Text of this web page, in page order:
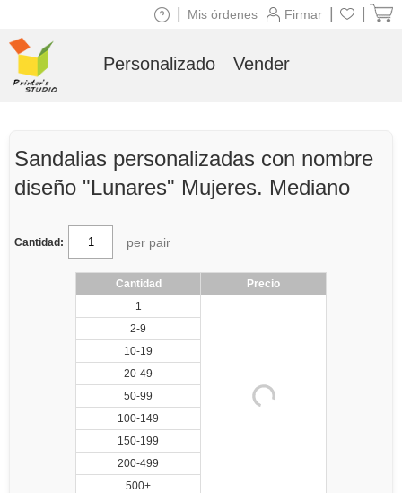
Sandalias personalizadas con nombre
diseño "Lunares" Mujeres. Mediano
Cantidad: per pair
Cantidad
Precio
1
2-9
10-19
20-49
50-99
100-149
150-199
200-499
500+
Firmar
Mis órdenes
Personalizado Vender